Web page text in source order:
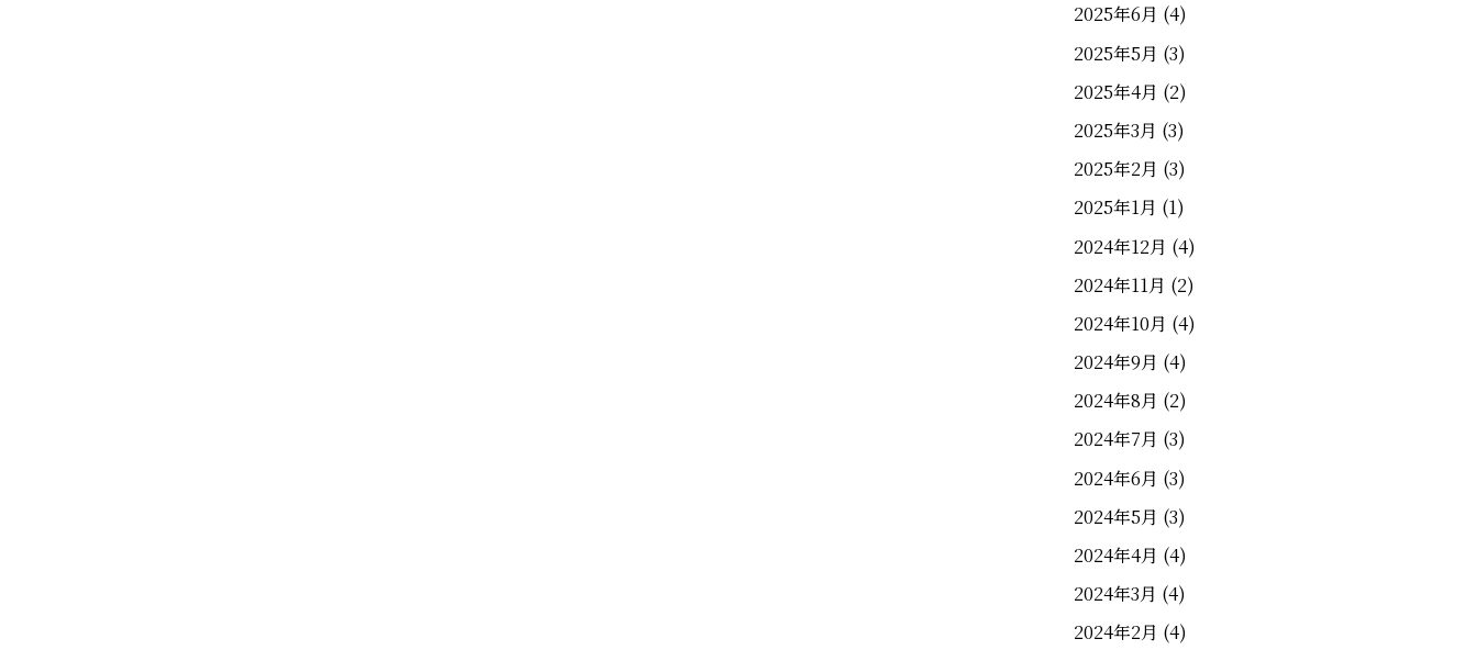
2025年6月 (4)
2025年5月 (3)
2025年4月 (2)
2025年3月 (3)
2025年2月 (3)
2025年1月 (1)
2024年12月 (4)
2024年11月 (2)
2024年10月 (4)
2024年9月 (4)
2024年8月 (2)
2024年7月 (3)
2024年6月 (3)
2024年5月 (3)
2024年4月 (4)
2024年3月 (4)
2024年2月 (4)